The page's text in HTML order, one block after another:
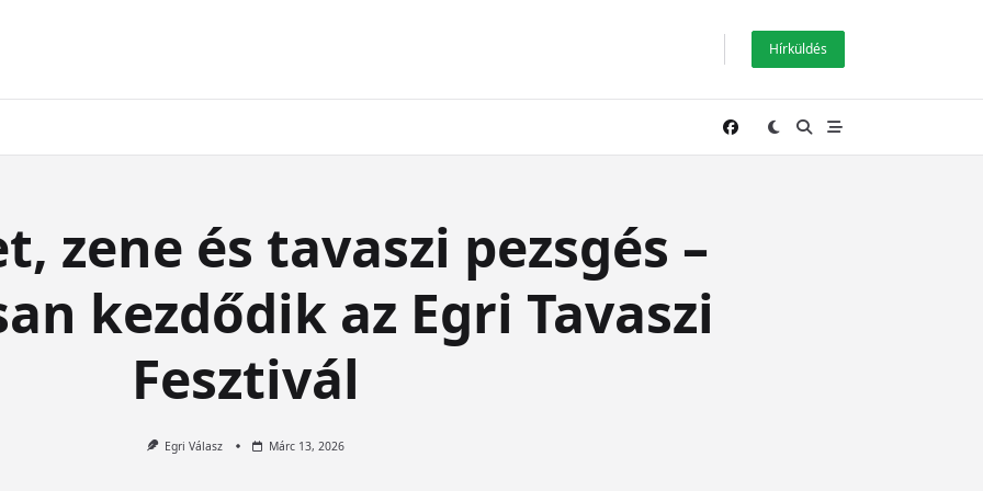
Hírküldés
zene és tavaszi pezsgés –
kezdődik az Egri Tavaszi
Fesztivál
Egri Válasz Márc 13, 2026